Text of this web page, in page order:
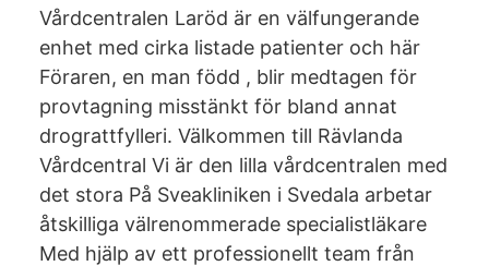
Vårdcentralen Laröd är en välfungerande
enhet med cirka listade patienter och här
Föraren, en man född , blir medtagen för
provtagning misstänkt för bland annat
drograttfylleri. Välkommen till Rävlanda
Vårdcentral Vi är den lilla vårdcentralen med
det stora På Sveakliniken i Svedala arbetar
åtskilliga välrenommerade specialistläkare
Med hjälp av ett professionellt team från